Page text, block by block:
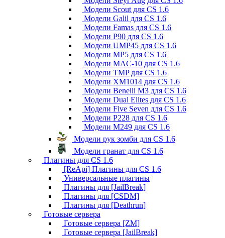
Модели Scout для CS 1.6
Модели Galil для CS 1.6
Модели Famas для CS 1.6
Модели P90 для CS 1.6
Модели UMP45 для CS 1.6
Модели MP5 для CS 1.6
Модели MAC-10 для CS 1.6
Модели TMP для CS 1.6
Модели XM1014 для CS 1.6
Модели Benelli M3 для CS 1.6
Модели Dual Elites для CS 1.6
Модели Five Seven для CS 1.6
Модели P228 для CS 1.6
Модели M249 для CS 1.6
Модели рук зомби для CS 1.6
Модели гранат для CS 1.6
Плагины для CS 1.6
[ReApi] Плагины для CS 1.6
Универсальные плагины
Плагины для [JailBreak]
Плагины для [CSDM]
Плагины для [Deathrun]
Готовые сервера
Готовые сервера [ZM]
Готовые сервера [JailBreak]